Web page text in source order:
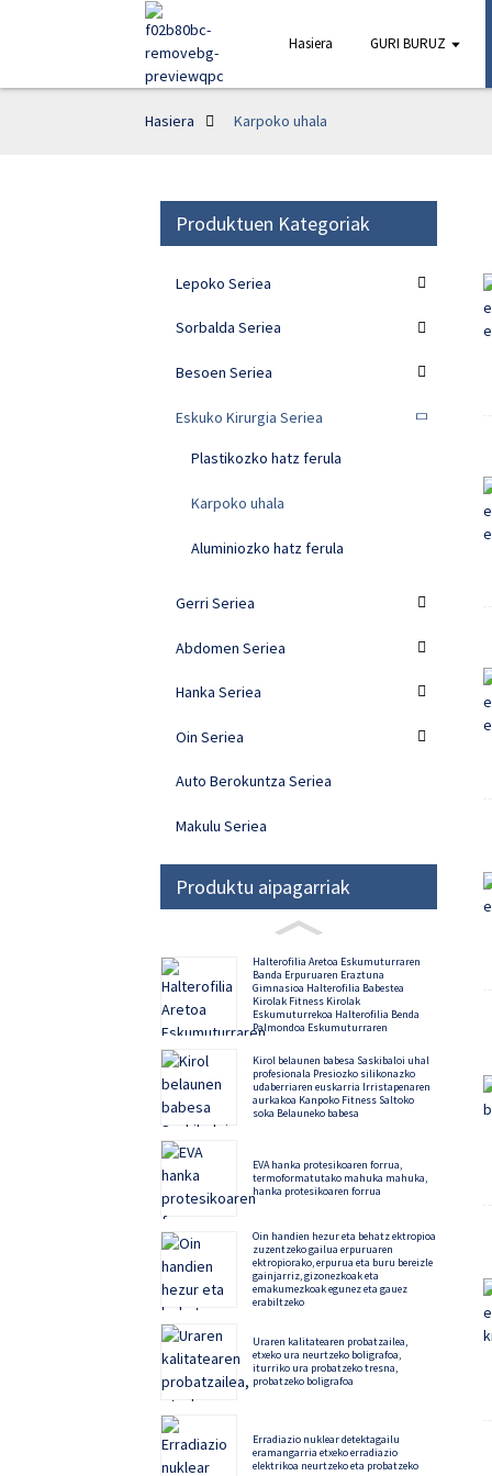
Hasiera GURI BURUZ
Hasiera Karpoko uhala
Produktuen Kategoriak
Lepoko Seriea
Sorbalda Seriea
Besoen Seriea
Eskuko Kirurgia Seriea
Plastikozko hatz ferula
Karpoko uhala
Aluminiozko hatz ferula
Gerri Seriea
Abdomen Seriea
Hanka Seriea
Oin Seriea
Auto Berokuntza Seriea
Makulu Seriea
Produktu aipagarriak
Halterofilia Aretoa Eskumuturraren
Banda Erpuruaren Eraztuna
Gimnasioa Halterofilia Babestea
Kirolak Fitness Kirolak
Eskumuturrekoa Halterofilia Benda
Palmondoa Eskumuturraren
Protekzioa
Kirol belaunen babesa Saskibaloi uhal
profesionala Presiozko silikonazko
udaberriaren euskarria Irristapenaren
aurkakoa Kanpoko Fitness Saltoko
soka Belauneko babesa
EVA hanka protesikoaren forrua,
termoformatutako mahuka mahuka,
hanka protesikoaren forrua
Oin handien hezur eta behatz ektropioa
zuzentzeko gailua erpuruaren
ektropiorako, erpurua eta buru bereizle
gainjarriz, gizonezkoak eta
emakumezkoak egunez eta gauez
erabiltzeko
Uraren kalitatearen probatzailea,
etxeko ura neurtzeko boligrafoa,
iturriko ura probatzeko tresna,
probatzeko boligrafoa
Erradiazio nuklear detektagailu
eramangarria etxeko erradiazio
elektrikoa neurtzeko eta probatzeko